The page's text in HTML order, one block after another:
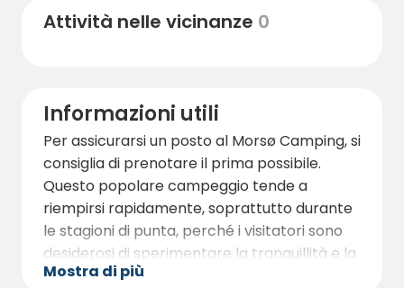
formazione geologica che offre una vista
panoramica sulla campagna circostante.
Attività nelle vicinanze 0
Informazioni utili
Per assicurarsi un posto al Morsø Camping, si
consiglia di prenotare il prima possibile.
Questo popolare campeggio tende a
riempirsi rapidamente, soprattutto durante
le stagioni di punta, perché i visitatori sono
desiderosi di sperimentare la tranquillità e la
bellezza naturale della zona. Il Morsø
Mostra di più